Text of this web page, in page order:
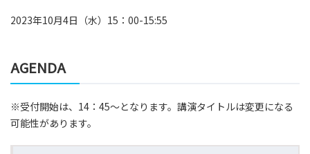
2023年10月4日（水）15：00-15:55
AGENDA
※受付開始は、14：45～となります。講演タイトルは変更になる
可能性があります。